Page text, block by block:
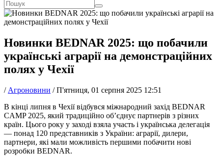
Новинки BEDNAR 2025: що побачили
українські аграрії на демонстраційних
полях у Чехії
/ Агроновини /П'ятниця, 01 серпня 2025 12:51
В кінці липня в Чехії відбувся міжнародний захід BEDNAR
CAMP 2025, який традиційно об’єднує партнерів з різних
країн. Цього року у заході взяла участь і українська делегація
— понад 120 представників з України: аграрії, дилери,
партнери, які мали можливість першими побачити нові
розробки BEDNAR.